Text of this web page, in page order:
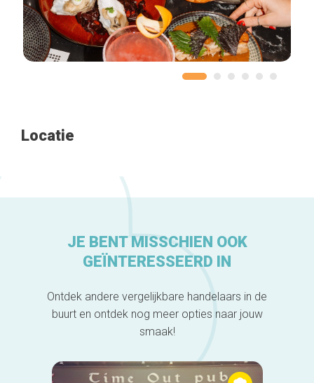
De ambachtslieden
Locatie
JE BENT MISSCHIEN OOK
GEÏNTERESSEERD IN
Ontdek andere vergelijkbare handelaars in de
buurt en ontdek nog meer opties naar jouw
smaak!